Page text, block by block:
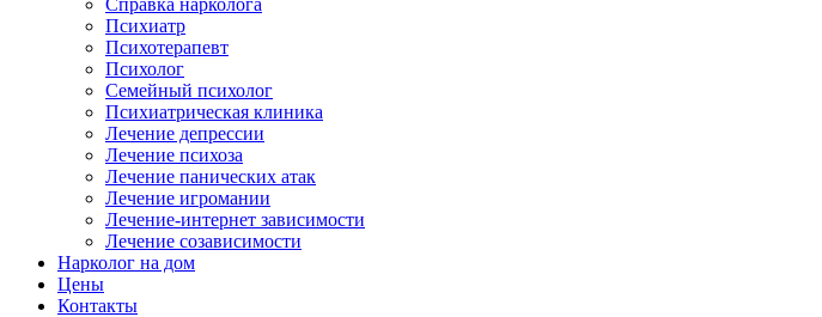
Справка нарколога
Психиатр
Психотерапевт
Психолог
Семейный психолог
Психиатрическая клиника
Лечение депрессии
Лечение психоза
Лечение панических атак
Лечение игромании
Лечение-интернет зависимости
Лечение созависимости
Нарколог на дом
Цены
Контакты